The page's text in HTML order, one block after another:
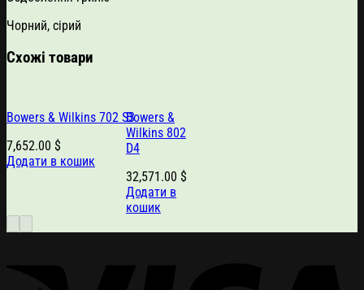
Чорний, сірий
Схожі товари
Bowers & Wilkins 702 S3
7,652.00 $
Додати в кошик
Bowers &
Wilkins 802
D4
32,571.00 $
Додати в
кошик